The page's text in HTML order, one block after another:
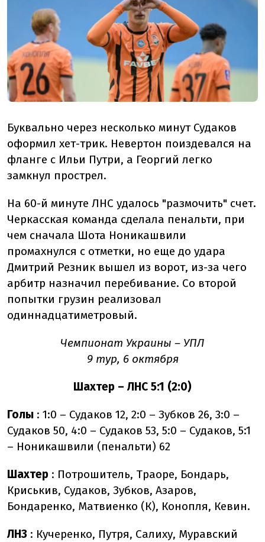
Буквально через несколько минут Судаков
оформил хет-трик. Невертон поиздевался на
фланге с Ильи Путри, а Георгий легко
замкнул прострел.
На 60-й минуте ЛНС удалось "размочить" счет.
Черкасская команда сделала пенальти, при
чем сначала Шота Ноникашвили
промахнулся с отметки, но еще до удара
Дмитрий Резник вышел из ворот, из-за чего
арбитр назначил перебивание. Со второй
попытки грузин реализовал
одиннадцатиметровый.
Чемпионат Украины – УПЛ
9 тур, 6 октября
Шахтер – ЛНС 5:1 (2:0)
Голы : 1:0 – Судаков 12, 2:0 – Зубков 26, 3:0 –
Судаков 50, 4:0 – Судаков 53, 5:0 – Судаков, 5:1
– Ноникашвили (пенальти) 62
Шахтер : Потрошитель, Траоре, Бондарь,
Криськив, Судаков, Зубков, Азаров,
Бондаренко, Матвиенко (К), Конопля, Кевин.
ЛНЗ : Кучеренко, Путря, Салиху, Муравский